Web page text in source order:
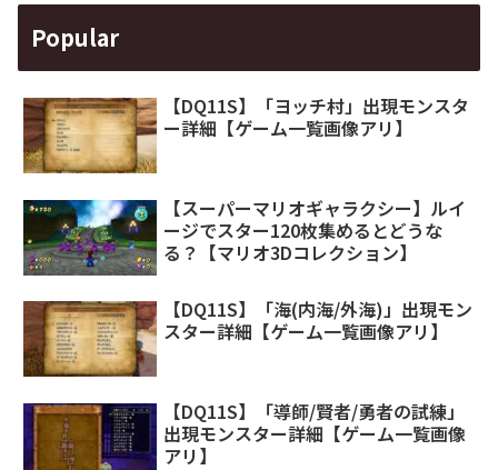
Popular
【DQ11S】「ヨッチ村」出現モンスタ
ー詳細【ゲーム一覧画像アリ】
【スーパーマリオギャラクシー】ルイ
ージでスター120枚集めるとどうな
る？【マリオ3Dコレクション】
【DQ11S】「海(内海/外海)」出現モン
スター詳細【ゲーム一覧画像アリ】
【DQ11S】「導師/賢者/勇者の試練」
出現モンスター詳細【ゲーム一覧画像
アリ】